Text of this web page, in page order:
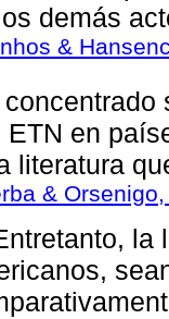
demás
&
en
literatura
&
la